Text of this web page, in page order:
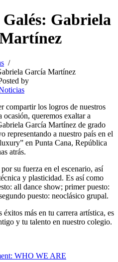
Gabriela
García Martínez
by
compartir los logros de nuestros
ocasión, queremos exaltar a
García Martínez de grado
representando a nuestro país en el
en Punta Cana, República
atrás.
su fuerza en el escenario, así
y plasticidad. Es así como
all dance show; primer puesto:
puesto: neoclásico grupal.
más en tu carrera artística, es
y tu talento en nuestro colegio.
WHO WE ARE